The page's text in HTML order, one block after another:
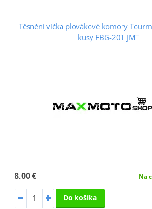
Těsnění víčka plovákové komory
kusy FBG-201 JMT
8,00 € Na
Do košíka